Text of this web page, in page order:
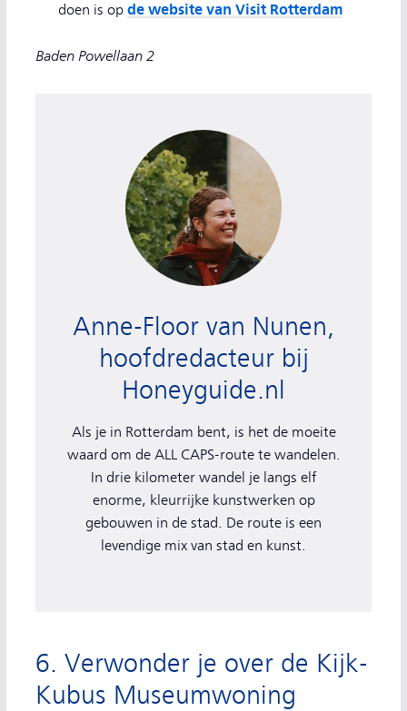
doen is op de website van Visit Rotterdam
Baden Powellaan 2
Anne-Floor van Nunen, hoofdredacteur bij
Als je in Rotterdam bent, is het de moeite
waard om de ALL CAPS-route te wandelen.
In drie kilometer wandel je langs elf
enorme, kleurrijke kunstwerken op
gebouwen in de stad. De route is een
levendige mix van stad en kunst.
Anne-Floor van Nunen,
hoofdredacteur bij
Honeyguide.nl
6. Verwonder je over de Kijk-
Kubus Museumwoning